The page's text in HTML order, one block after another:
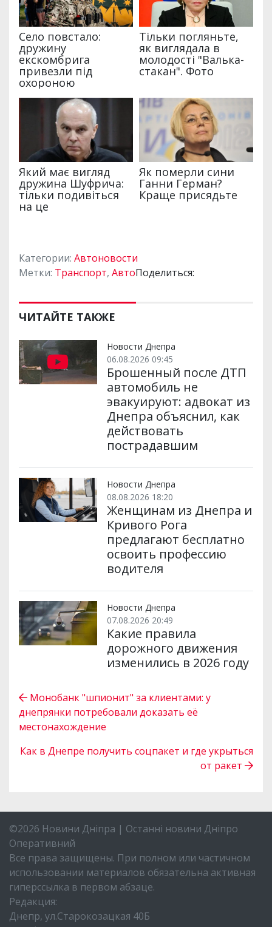
Категории: Автоновости
Метки: Транспорт, АвтоПоделиться:
ЧИТАЙТЕ ТАКЖЕ
Новости Днепра
06.08.2026 09:45
Брошенный после ДТП
автомобиль не
эвакуируют: адвокат из
Днепра объяснил, как
действовать
пострадавшим
Новости Днепра
08.08.2026 18:20
Женщинам из Днепра и
Кривого Рога
предлагают бесплатно
освоить профессию
водителя
Новости Днепра
07.08.2026 20:49
Какие правила
дорожного движения
изменились в 2026 году
Монобанк "шпионит" за клиентами: у
днепрянки потребовали доказать её
местонахождение
Как в Днепре получить соцпакет и где укрыться
от ракет
©2026 Новини Дніпра | Останні новини Дніпро
Оперативний
Все права защищены. При полном или частичном
использовании материалов обязательна активная
гиперссылка в первом абзаце.
Редакция:
Днепр, ул.Старокозацкая 40Б